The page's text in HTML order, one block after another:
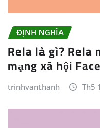
ĐỊNH NGHĨA
Rela là gì? Rela
mạng xã hội
trinhvanthanh Th5